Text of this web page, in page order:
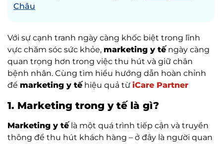
Châu
Với sự cạnh tranh ngày càng khốc biệt trong lĩnh
vực chăm sóc sức khỏe, marketing y tếngày càng
quan trọng hơn trong việc thu hút và giữ chân
bệnh nhân. Cùng tìm hiểu hướng dẫn hoàn chỉnh
để marketing y tếhiệu quả từ iCare Partner
1. Marketing trong y tế là gì?
Marketing y tếlà một quá trình tiếp cận và truyền
thông để thu hút khách hàng – ở đây là người quan